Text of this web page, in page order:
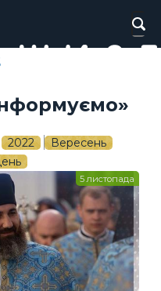
2022
Вересень
5 листопада